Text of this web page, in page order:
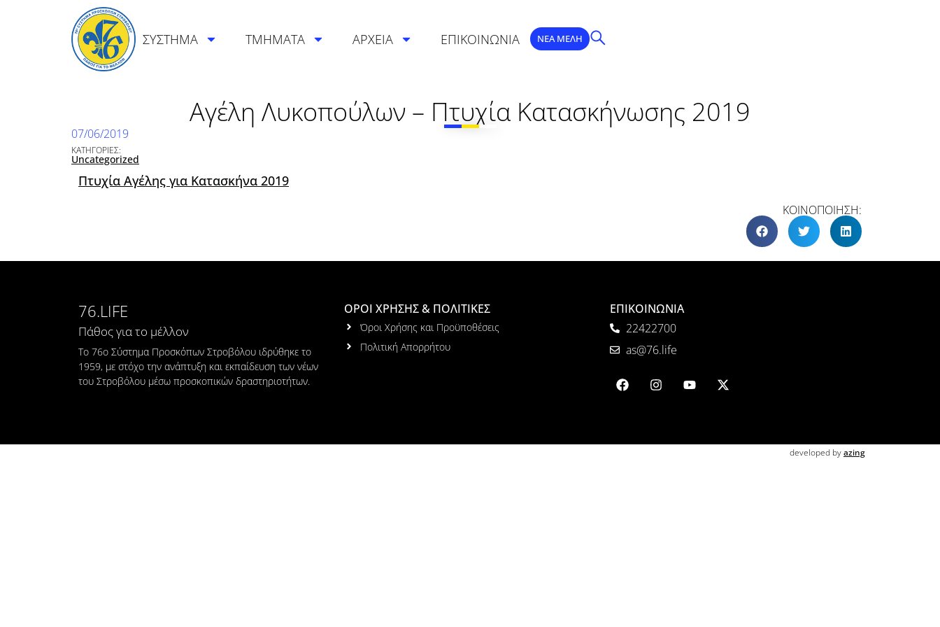
ΣΥΣΤΗΜΑ ΤΜΗΜΑΤΑ ΑΡΧΕΙΑ ΕΠΙΚΟΙΝΩΝΙΑ ΝΕΑ ΜΕΛΗ
Αγέλη Λυκοπούλων – Πτυχία Κατασκήνωσης 2019
07/06/2019
ΚΑΤΗΓΟΡΙΕΣ:
Uncategorized
Πτυχία Αγέλης για Κατασκήνα 2019
ΚΟΙΝΟΠΟΙΗΣΗ:
76.LIFE
Πάθος για το μέλλον
Το 76ο Σύστημα Προσκόπων Στροβόλου ιδρύθηκε το
1959, με στόχο την ανάπτυξη και εκπαίδευση των νέων
του Στροβόλου μέσω προσκοπικών δραστηριοτήτων.
ΟΡΟΙ ΧΡΗΣΗΣ & ΠΟΛΙΤΙΚΕΣ
Όροι Χρήσης και Προϋποθέσεις
Πολιτική Απορρήτου
ΕΠΙΚΟΙΝΩΝΙΑ
22422700
as@76.life
developed byazing